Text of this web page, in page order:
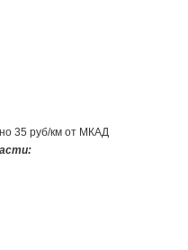
35 руб/км от МКАД